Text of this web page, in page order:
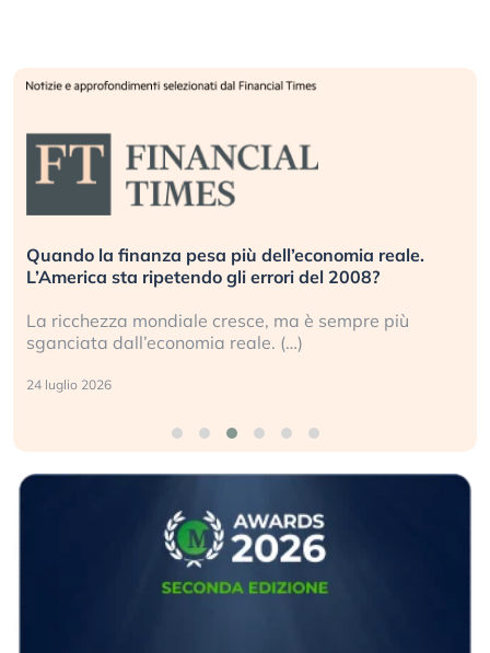
Quando la finanza pesa più dell’economia reale.
L’America sta ripetendo gli errori del 2008?
La ricchezza mondiale cresce, ma è sempre più
sganciata dall’economia reale. (…)
24 luglio 2026